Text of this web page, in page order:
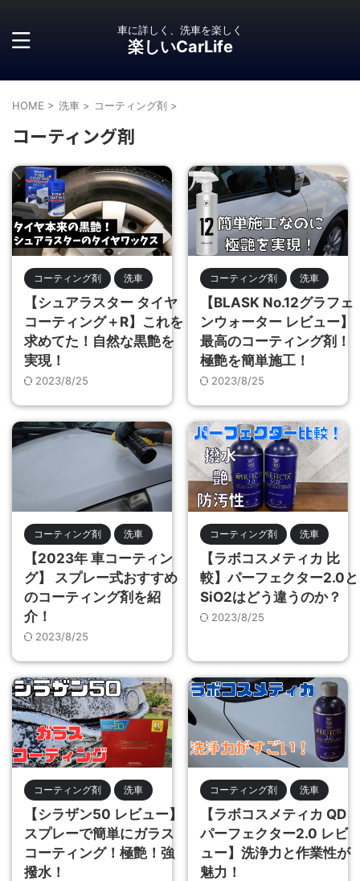
車に詳しく、洗車を楽しく
楽しいCarLife
HOME > 洗車 > コーティング剤 >
コーティング剤
コーティング剤 洗車
【シュアラスター タイヤ
コーティング＋R】これを
求めてた！自然な黒艶を
実現！
2023/8/25
コーティング剤 洗車
【BLASK No.12グラフェ
ンウォーター レビュー】
最高のコーティング剤！
極艶を簡単施工！
2023/8/25
コーティング剤 洗車
【2023年 車コーティン
グ】 スプレー式おすすめ
のコーティング剤を紹
介！
2023/8/25
コーティング剤 洗車
【ラボコスメティカ 比
較】パーフェクター2.0と
SiO2はどう違うのか？
2023/8/25
コーティング剤 洗車
【シラザン50 レビュー】
スプレーで簡単にガラス
コーティング！極艶！強
撥水！
コーティング剤 洗車
【ラボコスメティカ QD
パーフェクター2.0 レビ
ュー】洗浄力と作業性が
魅力！